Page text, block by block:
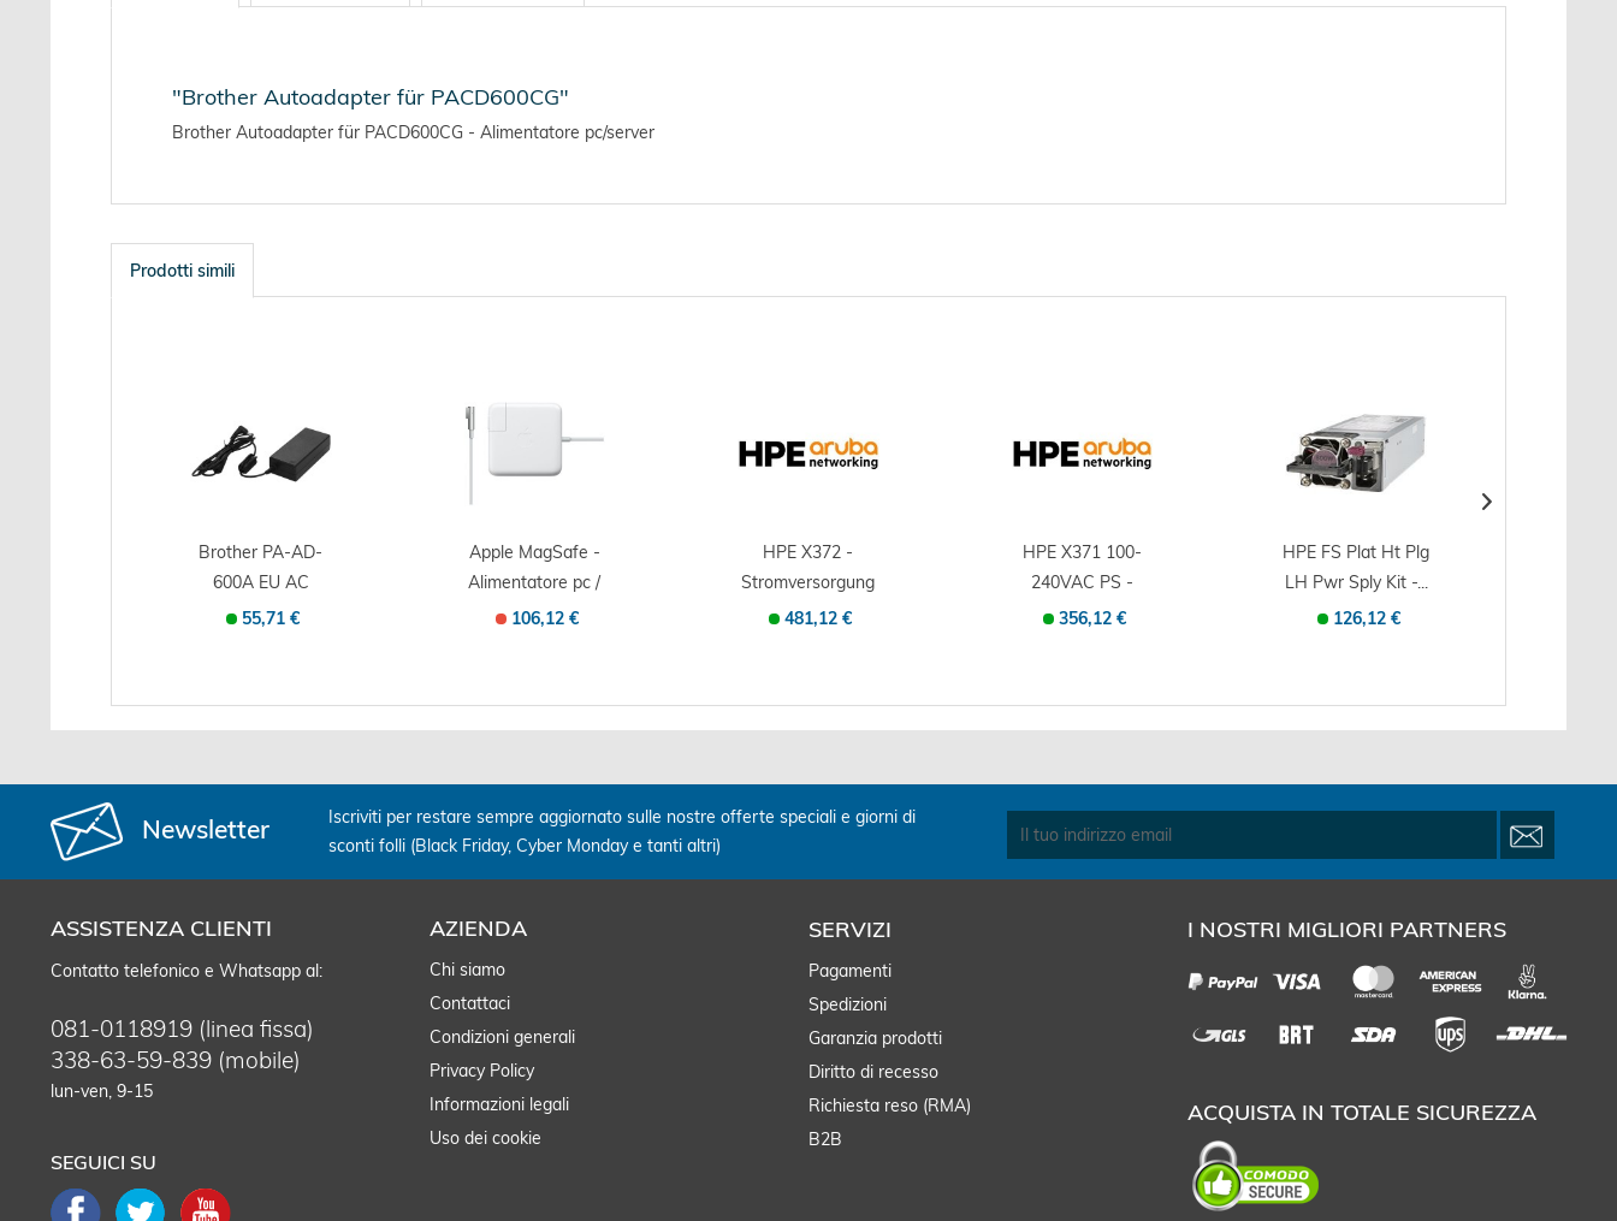
"Brother Autoadapter für PACD600CG"
Brother Autoadapter für PACD600CG - Alimentatore pc/server
Prodotti simili
Brother PA-AD-
600A EU AC
adapter
55,71 €
Apple MagSafe -
Alimentatore pc /
server 85 W...
106,12 €
HPE X372 -
Stromversorgung
redundant -...
481,12 €
HPE X371 100-
240VAC PS -
Alimentatore
356,12 €
HPE FS Plat Ht Plg
LH Pwr Sply Kit -...
126,12 €
Newsletter
Iscriviti per restare sempre aggiornato sulle nostre offerte speciali e giorni di
sconti folli (Black Friday, Cyber Monday e tanti altri)
ASSISTENZA CLIENTI
Contatto telefonico e Whatsapp al:
081-0118919 (linea fissa)
338-63-59-839 (mobile)
lun-ven, 9-15
SEGUICI SU
AZIENDA
Chi siamo
Contattaci
Condizioni generali
Privacy Policy
Informazioni legali
Uso dei cookie
SERVIZI
Pagamenti
Spedizioni
Garanzia prodotti
Diritto di recesso
Richiesta reso (RMA)
B2B
I NOSTRI MIGLIORI PARTNERS
ACQUISTA IN TOTALE SICUREZZA